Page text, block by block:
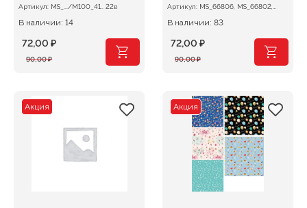
Артикул:
MS_.../М100_41.. 22в
В наличии: 14
90,00₽
Первоначальная
90,00 ₽.
72,00 ₽
Текущая
Артикул: MS_66806, MS_66802,
В наличии: 83
90,00₽
Первоначальная
90,00 ₽.
72,00 ₽
Текущая
Акция Акция